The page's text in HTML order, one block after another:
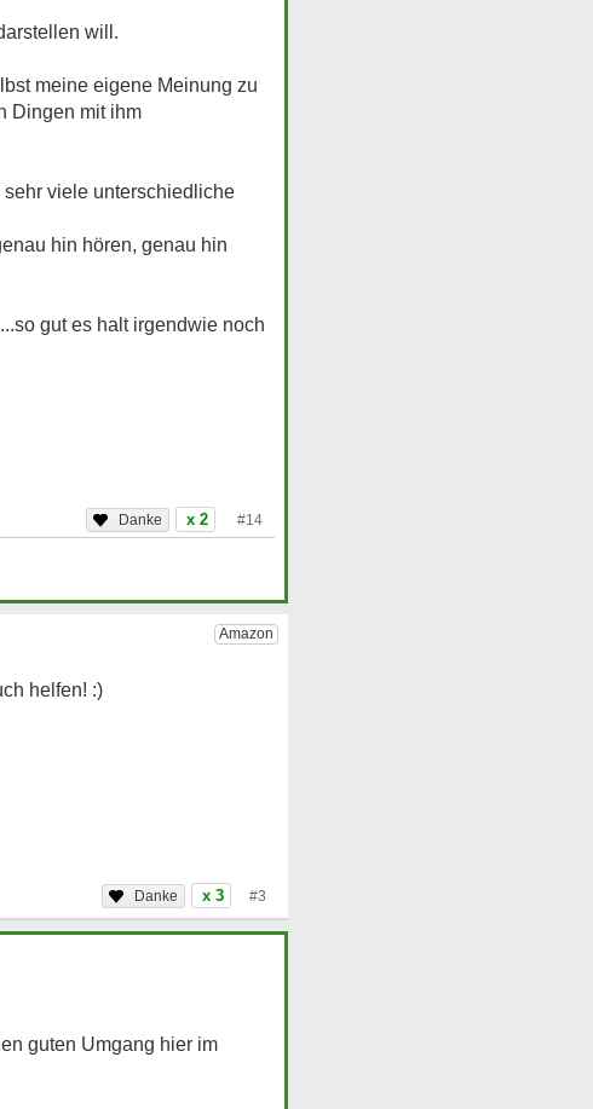
will.
meine eigene Meinung zu
Dingen mit ihm
viele unterschiedliche
hin hören, genau hin
gut es halt irgendwie noch
x 2 #14
x 3 #3
guten Umgang hier im